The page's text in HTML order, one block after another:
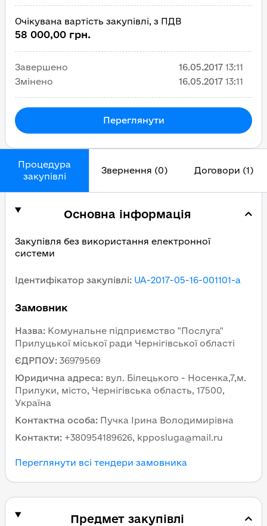
Процедура
закупівлі
Звернення (0) Договори (1)
Основна інформація
Закупівля без використання електронної
системи
Ідентифікатор закупівлі: UA-2017-05-16-001101-a
Замовник
Назва: Комунальне підприємство "Послуга"
Прилуцької міської ради Чернігівської області
ЄДРПОУ: 36979569
Юридична адреса: вул. Білецького - Носенка,7,м.
Прилуки, місто, Чернігівська область, 17500,
Україна
Контактна особа: Пучка Ірина Володимирівна
Контакти: +380954189626, kpposluga@mail.ru
Переглянути всі тендери замовника
Предмет закупівлі
Очікувана вартість закупівлі, з ПДВ
58 000,00 грн.
Завершено 16.05.2017 13:11
Змінено
16.05.2017 13:11
Переглянути